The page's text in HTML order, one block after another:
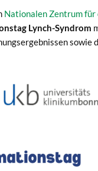
Nationalen Zentrum
Lynch-Syndrom